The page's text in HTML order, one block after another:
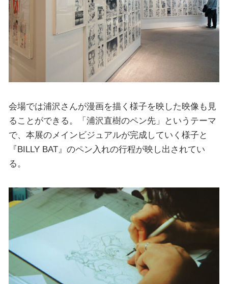
会場では浦沢さんが漫画を描く様子を映した映像も見
ることができる。「浦沢直樹のペン先」というテーマ
で、本展のメインビジュアルが完成していく様子と
『BILLY BAT』のペン入れの行程が映し出されてい
る。